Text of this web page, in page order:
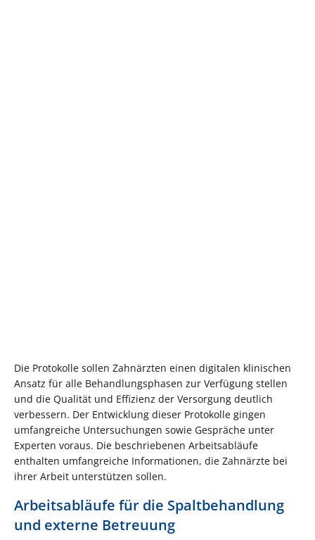
Die Protokolle sollen Zahnärzten einen digitalen klinischen
Ansatz für alle Behandlungsphasen zur Verfügung stellen
und die Qualität und Effizienz der Versorgung deutlich
verbessern. Der Entwicklung dieser Protokolle gingen
umfangreiche Untersuchungen sowie Gespräche unter
Experten voraus. Die beschriebenen Arbeitsabläufe
enthalten umfangreiche Informationen, die Zahnärzte bei
ihrer Arbeit unterstützen sollen.
Arbeitsabläufe für die Spaltbehandlung
und externe Betreuung